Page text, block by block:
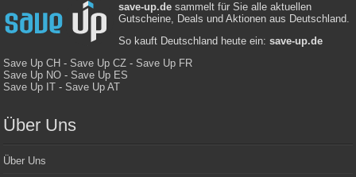
save-up.desammelt für Sie alle aktuellen
Gutscheine, Deals und Aktionen aus Deutschland.
So kauft Deutschland heute ein: save-up.de
Save Up CH -Save Up CZ -Save Up FR
Save Up NO -Save Up ES
Save Up IT -Save Up AT
Über Uns
Über Uns